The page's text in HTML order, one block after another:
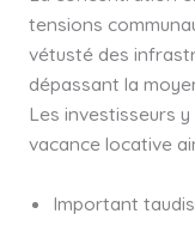
tensions
vétusté des
dépassant la
Les investisseurs
vacance locative
Important